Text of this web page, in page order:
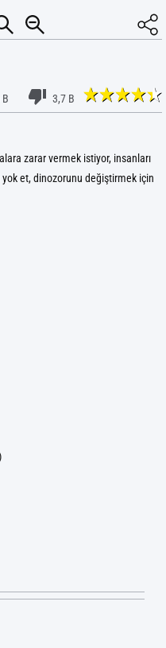
3,7 B
zarar vermek istiyor, insanları
et, dinozorunu değiştirmek için